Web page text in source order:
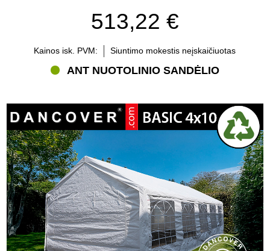
513,22 €
Kainos isk. PVM: Siuntimo mokestis neįskaičiuotas
ANT NUOTOLINIO SANDĖLIO